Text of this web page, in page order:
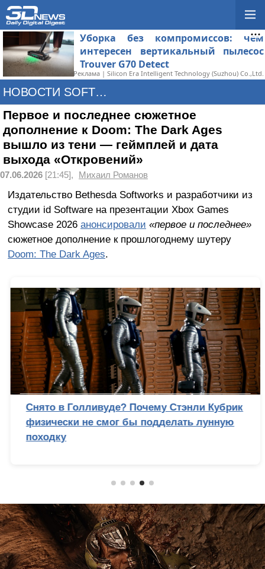
Уборка без компромиссов: чем
интересен вертикальный пылесос
Trouver G70 Detect
Реклама | Silicon Era Intelligent Technology (Suzhou) Co.,Ltd.
НОВОСТИ SOFTWARE
Первое и последнее сюжетное
дополнение к Doom: The Dark Ages
вышло из тени — геймплей и дата
выхода «Откровений»
07.06.2026 [21:45], Михаил Романов
Издательство Bethesda Softworks и разработчики из
студии id Software на презентации Xbox Games
Showcase 2026 анонсировали «первое и последнее»
сюжетное дополнение к прошлогоднему шутеру
Doom: The Dark Ages.
Снято в Голливуде? Почему Стэнли Кубрик
физически не смог бы подделать лунную
походку